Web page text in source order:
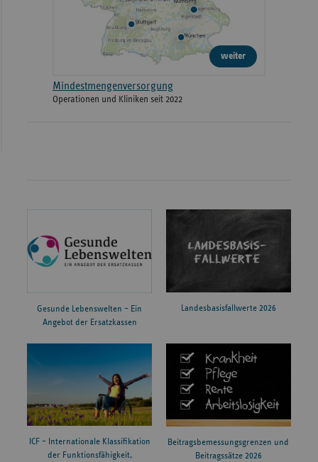
weiter
Mindestmengenversorgung
Operationen und Kliniken seit 2022
Gesunde Lebenswelten – Ein
Angebot der Ersatzkassen
Landesbasisfallwerte 2026
ICF – Internationale Klassifikation
der Funktionsfähigkeit,
Beitragsbemessungsgrenzen und
Beitragssätze 2026